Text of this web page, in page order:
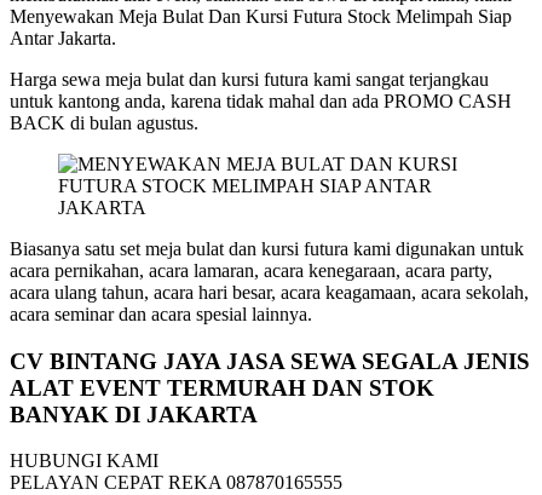
Menyewakan Meja Bulat Dan Kursi Futura Stock Melimpah Siap
Antar Jakarta.
Harga sewa meja bulat dan kursi futura kami sangat terjangkau
untuk kantong anda, karena tidak mahal dan ada PROMO CASH
BACK di bulan agustus.
Biasanya satu set meja bulat dan kursi futura kami digunakan untuk
acara pernikahan, acara lamaran, acara kenegaraan, acara party,
acara ulang tahun, acara hari besar, acara keagamaan, acara sekolah,
acara seminar dan acara spesial lainnya.
CV BINTANG JAYA JASA SEWA SEGALA JENIS
ALAT EVENT TERMURAH DAN STOK
BANYAK DI JAKARTA
HUBUNGI KAMI
PELAYAN CEPAT REKA 087870165555